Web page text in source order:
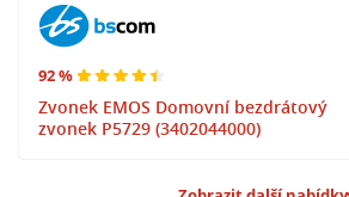
92 %
Zvonek EMOS Domovní bezdrátový
zvonek P5729 (3402044000)